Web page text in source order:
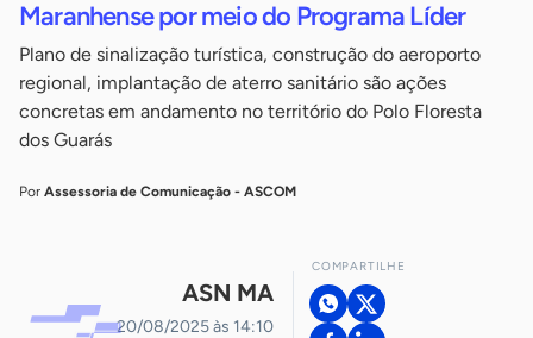
Maranhense por meio do Programa Líder
Plano de sinalização turística, construção do aeroporto
regional, implantação de aterro sanitário são ações
concretas em andamento no território do Polo Floresta
dos Guarás
Por Assessoria de Comunicação - ASCOM
ASN MA
20/08/2025 às 14:10
COMPARTILHE